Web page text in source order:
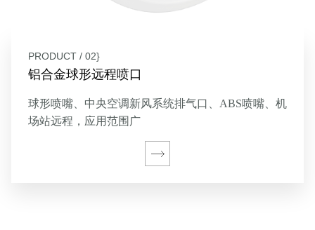
PRODUCT / 02}
铝合金球形远程喷口
球形喷嘴、中央空调新风系统排气口、ABS喷嘴、机
场站远程，应用范围广